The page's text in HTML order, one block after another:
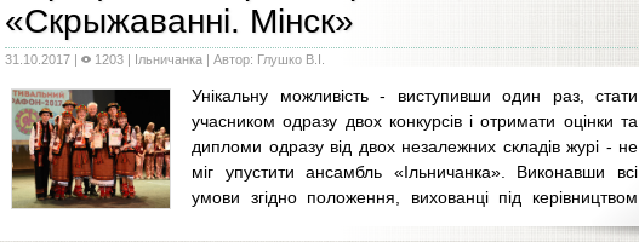
«Скрыжаваннi. Miнск»
31.10.2017 | 1203 | Ільничанка | Автор: Глушко В.І.
Унікальну можливість - виступивши один раз, стати
учасником одразу двох конкурсів і отримати оцінки та
дипломи одразу від двох незалежних складів журі - не
міг упустити ансамбль «Ільничанка». Виконавши всі
умови згідно положення, вихованці під керівництвом
Ельвіри Петрівни та Степана Степановича Гавацко почали активну підготовку